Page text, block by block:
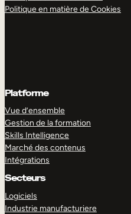
Politique en matière de Cookies
Platforme
Vue d’ensemble
Gestion de la formation
Skills Intelligence
Marché des contenus
Intégrations
Secteurs
Logiciels
Industrie manufacturiere